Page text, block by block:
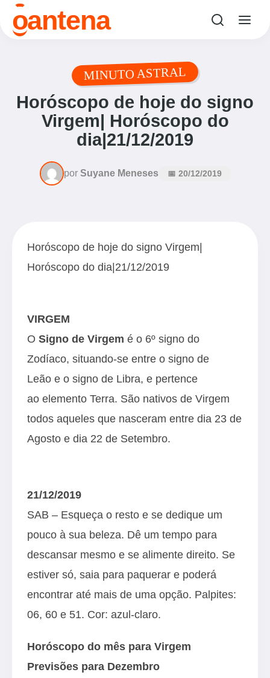
oantena
MINUTO ASTRAL
Horóscopo de hoje do signo
Virgem| Horóscopo do
dia|21/12/2019
por Suyane Meneses 📅 20/12/2019
Horóscopo de hoje do signo Virgem|
Horóscopo do dia|21/12/2019
VIRGEM
O Signo de Virgem é o 6º signo do
Zodíaco, situando-se entre o signo de
Leão e o signo de Libra, e pertence
ao elemento Terra. São nativos de Virgem
todos aqueles que nasceram entre dia 23 de
Agosto e dia 22 de Setembro.
21/12/2019
SAB – Esqueça o resto e se dedique um
pouco à sua beleza. Dê um tempo para
descansar mesmo e se alimente direito. Se
estiver só, saia para paquerar e poderá
encontrar até mais de uma opção. Palpites:
06, 60 e 51. Cor: azul-claro.
Horóscopo do mês para Virgem
Previsões para Dezembro